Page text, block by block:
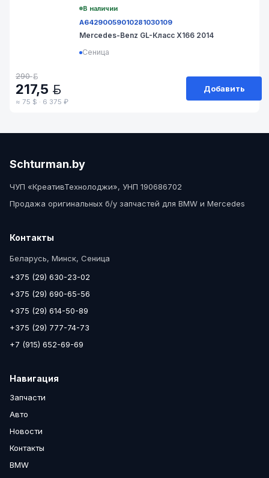
В наличии
A64290059010281030109
Mercedes-Benz GL-Класс X166 2014
Сеница
290
217,5
≈ 75 $ · 6 375 ₽
Добавить
Schturman.by
ЧУП «КреативТехнолоджи», УНП 190686702
Продажа оригинальных б/у запчастей для BMW и Mercedes
Контакты
Беларусь, Минск, Сеница
+375 (29) 630-23-02
+375 (29) 690-65-56
+375 (29) 614-50-89
+375 (29) 777-74-73
+7 (915) 652-69-69
Навигация
Запчасти
Авто
Новости
Контакты
BMW